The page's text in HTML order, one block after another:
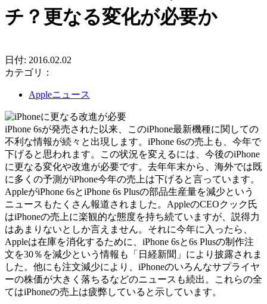
チ？更なる変化が必要か
日付: 2016.02.02
カテゴリ：
Appleニュース
iPhone 6sが発売された以来、このiPhone最新機種に関しての
不利な情報が続々と出現します。iPhone 6sの売上も、今年で
下げると思われます。この状況を変えるには、今後のiPhone
に更なる変化や改進が必要です。去年年末から、海外では既
に多くの予測がiPhone今年の売上は下げると言っています。
AppleがiPhone 6sとiPhone 6s Plusの部品生産量を減少という
ニュースもたくさん報道されました。AppleのCEOクック氏
はiPhoneの売上に楽観的な態度を持ち続ていますが、説得力
はあまりないとしか言えません。それに今年に入ったら、
Appleは在庫を消化するために、iPhone 6sと6s Plusの制作注
文を30％を減少という情報も「日経新聞」により披露されま
した。他にも注文減少により、iPhoneのいろんなサプライヤ
ーの株価が大きく落ちるなどのニュースも続出。これらの全
てはiPhoneの売上は疲弊していると示しています。